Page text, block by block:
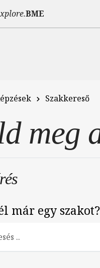
xplore.BME
Szakkereső
meg
már egy